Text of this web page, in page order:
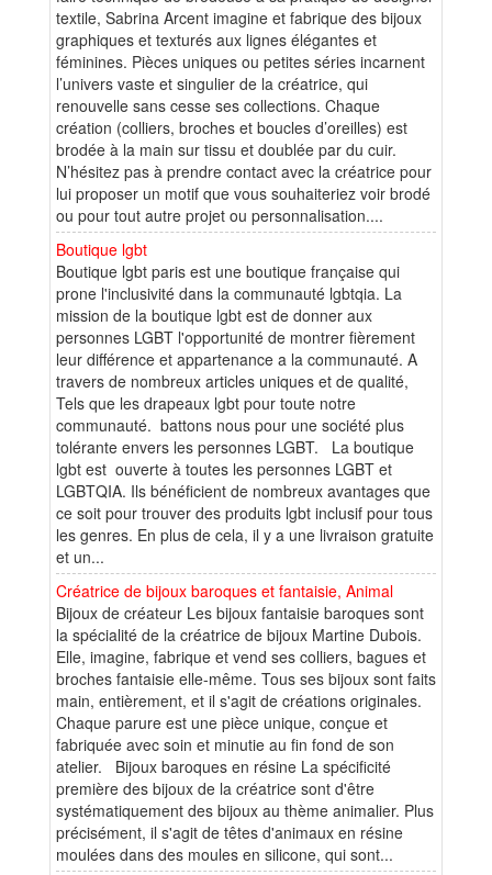
textile, Sabrina Arcent imagine et fabrique des bijoux
graphiques et texturés aux lignes élégantes et
féminines. Pièces uniques ou petites séries incarnent
l’univers vaste et singulier de la créatrice, qui
renouvelle sans cesse ses collections. Chaque
création (colliers, broches et boucles d’oreilles) est
brodée à la main sur tissu et doublée par du cuir.
N’hésitez pas à prendre contact avec la créatrice pour
lui proposer un motif que vous souhaiteriez voir brodé
ou pour tout autre projet ou personnalisation....
Boutique lgbt
Boutique lgbt paris est une boutique française qui
prone l'inclusivité dans la communauté lgbtqia. La
mission de la boutique lgbt est de donner aux
personnes LGBT l'opportunité de montrer fièrement
leur différence et appartenance a la communauté. A
travers de nombreux articles uniques et de qualité,
Tels que les drapeaux lgbt pour toute notre
communauté. battons nous pour une société plus
tolérante envers les personnes LGBT. La boutique
lgbt est ouverte à toutes les personnes LGBT et
LGBTQIA. Ils bénéficient de nombreux avantages que
ce soit pour trouver des produits lgbt inclusif pour tous
les genres. En plus de cela, il y a une livraison gratuite
et un...
Créatrice de bijoux baroques et fantaisie, Animal
Bijoux de créateur Les bijoux fantaisie baroques sont
la spécialité de la créatrice de bijoux Martine Dubois.
Elle, imagine, fabrique et vend ses colliers, bagues et
broches fantaisie elle-même. Tous ses bijoux sont faits
main, entièrement, et il s'agit de créations originales.
Chaque parure est une pièce unique, conçue et
fabriquée avec soin et minutie au fin fond de son
atelier. Bijoux baroques en résine La spécificité
première des bijoux de la créatrice sont d'être
systématiquement des bijoux au thème animalier. Plus
précisément, il s'agit de têtes d'animaux en résine
moulées dans des moules en silicone, qui sont...